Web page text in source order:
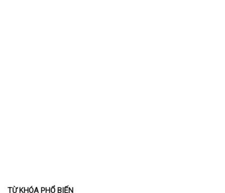
TỪ KHÓA PHỔ BIẾN